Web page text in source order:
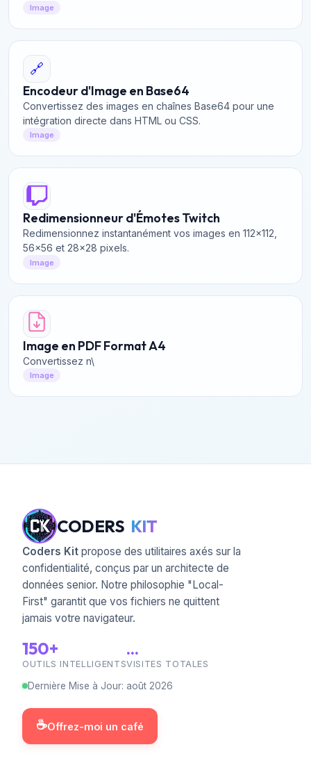
Image
🔗
Encodeur d'Image en Base64
Convertissez des images en chaînes Base64 pour une
intégration directe dans HTML ou CSS.
Image
Redimensionneur d'Émotes Twitch
Redimensionnez instantanément vos images en 112x112,
56x56 et 28x28 pixels.
Image
Image en PDF Format A4
Convertissez n\
Image
CODERS KIT
Coders Kit propose des utilitaires axés sur la
confidentialité, conçus par un architecte de
données senior. Notre philosophie "Local-
First" garantit que vos fichiers ne quittent
jamais votre navigateur.
150+
OUTILS INTELLIGENTS
...
VISITES TOTALES
Dernière Mise à Jour: août 2026
☕Offrez-moi un café